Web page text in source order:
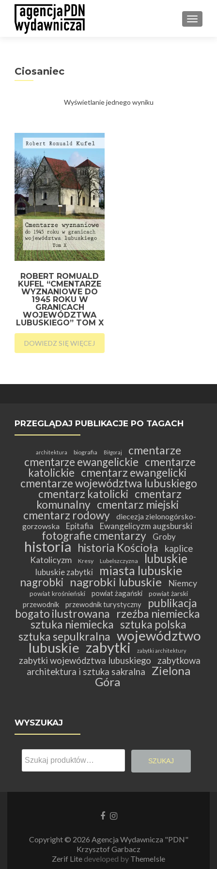
Ciosaniec
Wyświetlanie jednego wyniku
ROBERT ROMUALD
KUFEL “CMENTARZE
WYZNANIOWE DO
1945 ROKU W
GRANICACH
WOJEWÓDZTWA
LUBUSKIEGO” TOM X
DOWIEDZ SIĘ WIĘCEJ
PRZEGLĄDAJ PUBLIKACJE PO TAGACH
architektura biografia Biłgoraj
cmentarze
cmentarze ewangelickie cmentarze
katolickie cmentarz ewangelicki
cmentarze województwa lubuskiego
cmentarz katolicki cmentarz
komunalny cmentarz miejski
cmentarz rodowy
diecezja zielonogórsko-
gorzowska
Epitafia Ewangelicyzm augsburski
fotografie cmentarzy Groby
historia historia Kościoła kaplice
Katolicyzm Kresy Lubelszczyzna lubuskie
lubuskie zabytki miasta lubuskie
nagrobki nagrobki lubuskie Niemcy
powiat krośnieński powiat żagański powiat żarski
przewodnik przewodnik turystyczny
publikacja
bogato ilustrowana
rzeźba niemiecka
sztuka niemiecka sztuka polska
sztuka sepulkralna województwo
lubuskie zabytki zabytki architektury
zabytki województwa lubuskiego
zabytkowa
architektura i sztuka sakralna
Zielona
Góra
WYSZUKAJ
Szukaj:
SZUKAJ
LinkLink
Copyright © 2026 Agencja Wydawnicza "PDN"
Krzysztof Garbacz
Zerif Lite developed by ThemeIsle